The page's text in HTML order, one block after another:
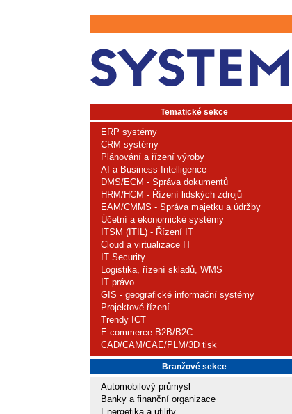
Tematické sekce
ERP systémy
CRM systémy
Plánování a řízení výroby
AI a Business Intelligence
DMS/ECM - Správa dokumentů
HRM/HCM - Řízení lidských zdrojů
EAM/CMMS - Správa majetku a údržby
Účetní a ekonomické systémy
ITSM (ITIL) - Řízení IT
Cloud a virtualizace IT
IT Security
Logistika, řízení skladů, WMS
IT právo
GIS - geografické informační systémy
Projektové řízení
Trendy ICT
E-commerce B2B/B2C
CAD/CAM/CAE/PLM/3D tisk
Branžové sekce
Automobilový průmysl
Banky a finanční organizace
Energetika a utility